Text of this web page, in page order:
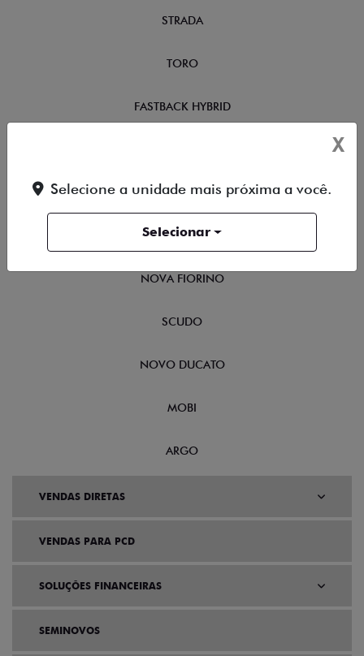
STRADA
TORO
FASTBACK HYBRID
FASTBACK
CRONOS
NOVA FIORINO
SCUDO
NOVO DUCATO
MOBI
ARGO
VENDAS DIRETAS
VENDAS PARA PCD
SOLUÇÕES FINANCEIRAS
SEMINOVOS
X
Selecione a unidade mais próxima a você.
Selecionar